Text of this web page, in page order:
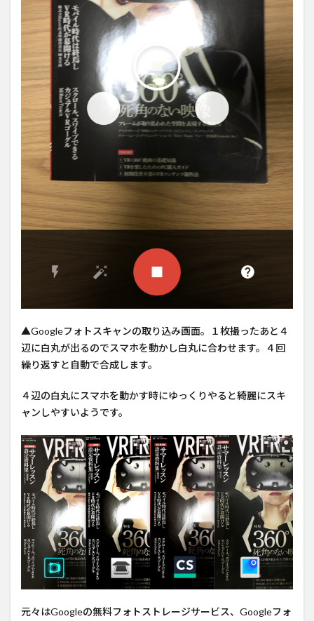
▲Googleフォトスキャンの取り込み画面。１枚撮ったあと４
辺に白丸が出るのでスマホを動かし白丸に合わせます。４回
繰り返すと自動で合成します。
４辺の白丸にスマホを動かす時にゆっくりやると綺麗にスキ
ャンしやすいようです。
元々はGoogleの無料フォトストレージサービス、Googleフォ